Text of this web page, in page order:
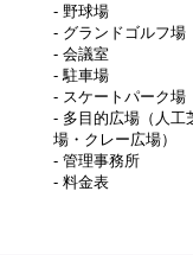
- 野球場
- グランドゴルフ場
- 会議室
-駐車場
- スケートパーク場
- 多目的広場（人工
場・クレー広場）
- 管理事務所
- 料金表